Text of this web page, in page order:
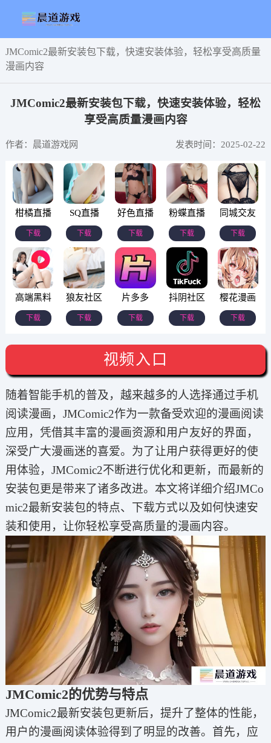
JMComic2最新安装包下载，快速安装体验，轻松享受高质量
漫画内容
JMComic2最新安装包下载，快速安装体验，轻松
享受高质量漫画内容
作者：晨道游戏网 发表时间：2025-02-22
柑橘直播
下载
SQ直播
下载
好色直播
下载
粉蝶直播
下载
同城交友
下载
高端黑料
下载
狼友社区
下载
片多多
下载
抖阴社区
下载
樱花漫画
下载
视频入口
随着智能手机的普及，越来越多的人选择通过手机
阅读漫画，JMComic2作为一款备受欢迎的漫画阅读
应用，凭借其丰富的漫画资源和用户友好的界面，
深受广大漫画迷的喜爱。为了让用户获得更好的使
用体验，JMComic2不断进行优化和更新，而最新的
安装包更是带来了诸多改进。本文将详细介绍JMCo
mic2最新安装包的特点、下载方式以及如何快速安
装和使用，让你轻松享受高质量的漫画内容。
JMComic2的优势与特点
JMComic2最新安装包更新后，提升了整体的性能，
用户的漫画阅读体验得到了明显的改善。首先，应